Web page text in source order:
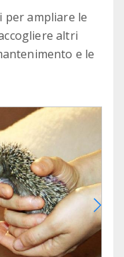
per ampliare le
altri
e le